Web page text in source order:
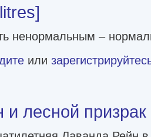
ненормальным –
[litres]или
лесной призрак